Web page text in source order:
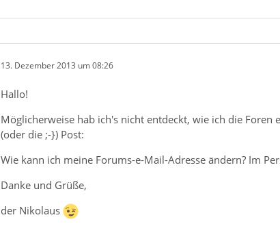
13. Dezember 2013 um 08:26
Hallo!
Möglicherweise hab ich's nicht entdeckt, wie ich die
(oder die ;-}) Post:
Wie kann ich meine Forums-e-Mail-Adresse ändern? Im
Danke und Grüße,
der Nikolaus